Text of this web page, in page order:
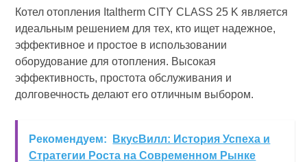
Котел отопления Italtherm CITY CLASS 25 K является
идеальным решением для тех, кто ищет надежное,
эффективное и простое в использовании
оборудование для отопления. Высокая
эффективность, простота обслуживания и
долговечность делают его отличным выбором.
Рекомендуем:
ВкусВилл: История Успеха и
Стратегии Роста на Современном Рынке